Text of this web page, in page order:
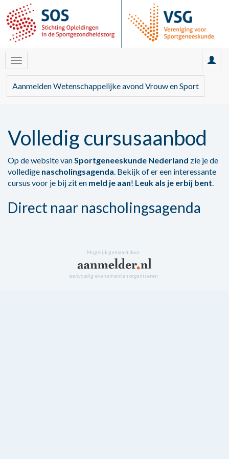
Aanmelden Wetenschappelijke avond Vrouw en Sport
Volledig cursusaanbod
Op de website van Sportgeneeskunde Nederland zie je de
volledige nascholingsagenda . Bekijk of er een interessante
cursus voor je bij zit en meld je aan! Leuk als je erbij bent
Direct naar nascholingsagenda
Mogelijk gemaakt door
eenvoudig evenementen organiseren